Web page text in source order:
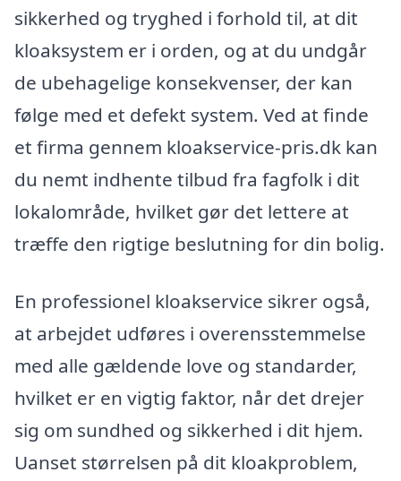
sikkerhed og tryghed i forhold til, at dit
kloaksystem er i orden, og at du undgår
de ubehagelige konsekvenser, der kan
følge med et defekt system. Ved at finde
et firma gennem kloakservice-pris.dk kan
du nemt indhente tilbud fra fagfolk i dit
lokalområde, hvilket gør det lettere at
træffe den rigtige beslutning for din bolig.
En professionel kloakservice sikrer også,
at arbejdet udføres i overensstemmelse
med alle gældende love og standarder,
hvilket er en vigtig faktor, når det drejer
sig om sundhed og sikkerhed i dit hjem.
Uanset størrelsen på dit kloakproblem,